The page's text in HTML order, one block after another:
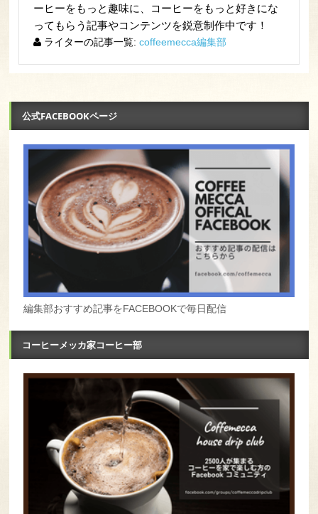
ーヒーをもっと趣味に、コーヒーをもっと好きにな
ってもらう記事やコンテンツを鋭意制作中です！
ライターの記事一覧: coffeemecca編集部
公式FACEBOOKページ
編集部おすすめ記事をFACEBOOKで毎日配信
コーヒーメッカ家コーヒー部